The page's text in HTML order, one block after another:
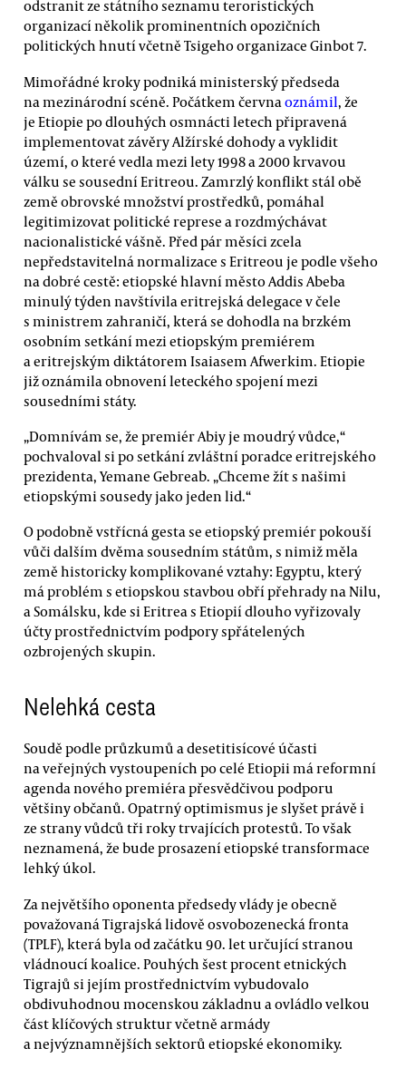
odstranit ze státního seznamu teroristických
organizací několik prominentních opozičních
politických hnutí včetně Tsigeho organizace Ginbot 7.
Mimořádné kroky podniká ministerský předseda
na mezinárodní scéně. Počátkem června oznámil, že
je Etiopie po dlouhých osmnácti letech připravená
implementovat závěry Alžírské dohody a vyklidit
území, o které vedla mezi lety 1998 a 2000 krvavou
válku se sousední Eritreou. Zamrzlý konflikt stál obě
země obrovské množství prostředků, pomáhal
legitimizovat politické represe a rozdmýchávat
nacionalistické vášně. Před pár měsíci zcela
nepředstavitelná normalizace s Eritreou je podle všeho
na dobré cestě: etiopské hlavní město Addis Abeba
minulý týden navštívila eritrejská delegace v čele
s ministrem zahraničí, která se dohodla na brzkém
osobním setkání mezi etiopským premiérem
a eritrejským diktátorem Isaiasem Afwerkim. Etiopie
již oznámila obnovení leteckého spojení mezi
sousedními státy.
„Domnívám se, že premiér Abiy je moudrý vůdce,“
pochvaloval si po setkání zvláštní poradce eritrejského
prezidenta, Yemane Gebreab. „Chceme žít s našimi
etiopskými sousedy jako jeden lid.“
O podobně vstřícná gesta se etiopský premiér pokouší
vůči dalším dvěma sousedním státům, s nimiž měla
země historicky komplikované vztahy: Egyptu, který
má problém s etiopskou stavbou obří přehrady na Nilu,
a Somálsku, kde si Eritrea s Etiopií dlouho vyřizovaly
účty prostřednictvím podpory spřátelených
ozbrojených skupin.
Nelehká cesta
Soudě podle průzkumů a desetitisícové účasti
na veřejných vystoupeních po celé Etiopii má reformní
agenda nového premiéra přesvědčivou podporu
většiny občanů. Opatrný optimismus je slyšet právě i
ze strany vůdců tři roky trvajících protestů. To však
neznamená, že bude prosazení etiopské transformace
lehký úkol.
Za největšího oponenta předsedy vlády je obecně
považovaná Tigrajská lidově osvobozenecká fronta
(TPLF), která byla od začátku 90. let určující stranou
vládnoucí koalice. Pouhých šest procent etnických
Tigrajů si jejím prostřednictvím vybudovalo
obdivuhodnou mocenskou základnu a ovládlo velkou
část klíčových struktur včetně armády
a nejvýznamnějších sektorů etiopské ekonomiky.